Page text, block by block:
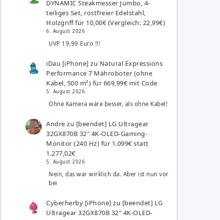
DYNAMIC Steakmesser Jumbo, 4-
teiliges Set, rostfreier Edelstahl,
Holzgriff für 10,00€ (Vergleich: 22,99€)
6. August 2026
UVP 19,99 Euro !!!
iDau [iPhone] zu Natural Expressions
Performance 7 Mähroboter (ohne
Kabel, 500 m²) für 669,99€ mit Code
5. August 2026
Ohne Kamera wäre besser, als ohne Kabel!
Andre zu [beendet] LG Ultragear
32GX870B 32″ 4K-OLED-Gaming-
Monitor (240 Hz) für 1.099€ statt
1.277,02€
5. August 2026
Nein, das war wirklich da. Aber ist nun vor
bei
Cyberherby [iPhone] zu [beendet] LG
Ultragear 32GX870B 32″ 4K-OLED-